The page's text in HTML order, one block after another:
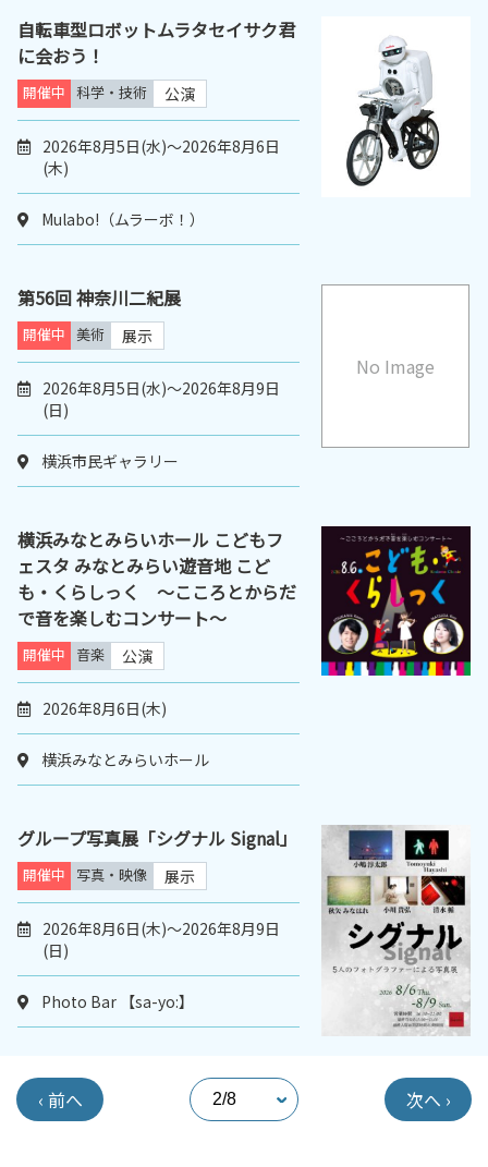
自転車型ロボットムラタセイサク君
に会おう！
開催中 科学・技術 公演
2026年8月5日(水)～2026年8月6日
(木)
Mulabo!（ムラーボ！）
No Image
第56回 神奈川二紀展
開催中 美術 展示
2026年8月5日(水)～2026年8月9日
(日)
横浜市民ギャラリー
横浜みなとみらいホール こどもフ
ェスタ みなとみらい遊音地 こど
も・くらしっく ～こころとからだ
で音を楽しむコンサート～
開催中 音楽 公演
2026年8月6日(木)
横浜みなとみらいホール
グループ写真展「シグナル Signal」
開催中 写真・映像 展示
2026年8月6日(木)～2026年8月9日
(日)
Photo Bar 【sa-yo:】
‹ 前へ 次へ ›